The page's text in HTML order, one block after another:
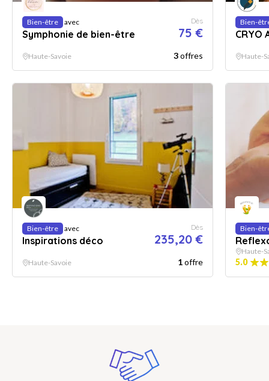
Bien-être avec
Symphonie de bien-être
Dès
75 €
Haute-Savoie 3offres
Bien-
CRYO
Haute-
Bien-être avec
Inspirations déco
Dès
235,20 €
Haute-Savoie 1offre
Bien-
Haute-
5.0